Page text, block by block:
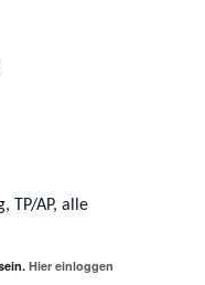
TP/AP, alle
Hier einloggen